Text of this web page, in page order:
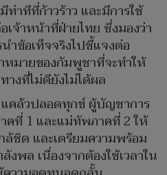
าทีที่ก้าวร้าว และมีการใช้
เจ้าหน้าที่ฝ่ายไทย ซึ่งมองว่า
ำข้อเท็จจริงไปชี้แจงต่อ
หมายของกัมพูชาที่จะทำให้
างที่ไม่ดียังไม่ได้ผล
คล้วปลอดทุกข์ ผู้บัญชาการ
ที่ 1 และแม่ทัพภาคที่ 2 ให้
ชิด และเตรียมความพร้อม
งพล เนื่องจากต้องใช้เวลาใน